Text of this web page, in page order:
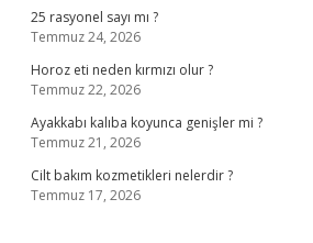
25 rasyonel sayı mı ?
Temmuz 24, 2026
Horoz eti neden kırmızı olur ?
Temmuz 22, 2026
Ayakkabı kalıba koyunca genişler mi ?
Temmuz 21, 2026
Cilt bakım kozmetikleri nelerdir ?
Temmuz 17, 2026